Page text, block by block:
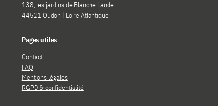
138, les jardins de Blanche Lande
44521 Oudon | Loire Atlantique
Pages utiles
Contact
FAQ
Mentions légales
RGPD & confidentialité